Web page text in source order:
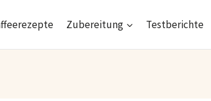
Zubereitung Testberichte